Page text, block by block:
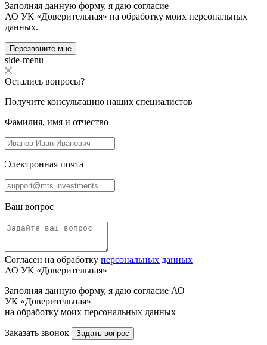
Заполняя данную форму, я даю согласие
АО УК «Доверительная» на обработку моих персональных
данных.
Перезвоните мне
side-menu
Остались вопросы?
Получите консультацию наших специалистов
Фамилия, имя и отчество
Электронная почта
Ваш вопрос
Согласен на обработку персональных данных
АО УК «Доверительная»
Заполняя данную форму, я даю согласие АО
УК «Доверительная»
на обработку моих персональных данных
Заказать звонок Задать вопрос